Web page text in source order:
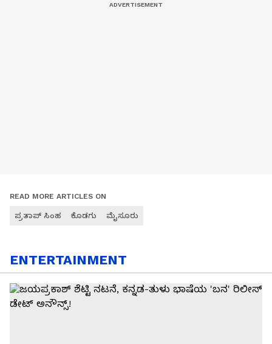
READ MORE ARTICLES ON
ಪ್ರತಾಪ್ ಸಿಂಹ ಕೊಡಗು ಮೈಸೂರು
ENTERTAINMENT